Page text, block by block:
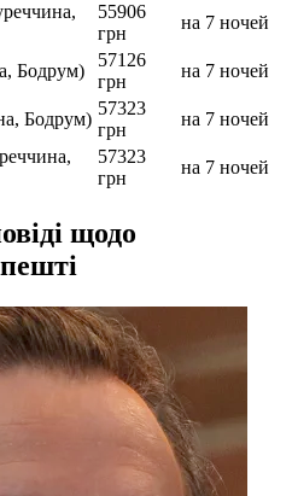
55906
грн
на 7 ночей
Бодрум)
57126
грн
на 7 ночей
Бодрум)
57323
грн
на 7 ночей
57323
грн
на 7 ночей
щодо